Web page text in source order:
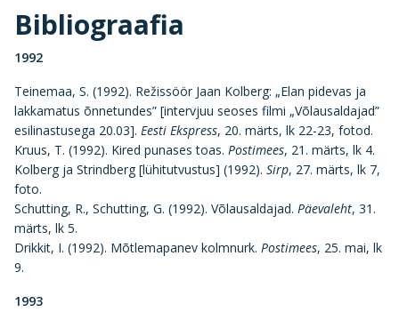
Bibliograafia
1992
Teinemaa, S. (1992). Režissöör Jaan Kolberg: „Elan pidevas ja
lakkamatus õnnetundes” [intervjuu seoses filmi „Võlausaldajad”
esilinastusega 20.03]. Eesti Ekspress, 20. märts, lk 22-23, fotod.
Kruus, T. (1992). Kired punases toas. Postimees, 21. märts, lk 4.
Kolberg ja Strindberg [lühitutvustus] (1992). Sirp, 27. märts, lk 7,
foto.
Schutting, R., Schutting, G. (1992). Võlausaldajad. Päevaleht, 31.
märts, lk 5.
Drikkit, I. (1992). Mõtlemapanev kolmnurk. Postimees, 25. mai, lk
9.
1993